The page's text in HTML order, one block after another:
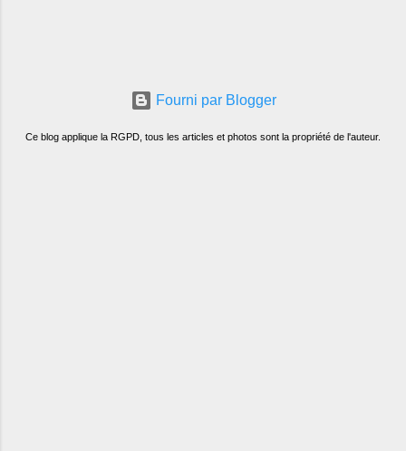
Fourni par Blogger
Ce blog applique la RGPD, tous les articles et photos sont la propriété de l'auteur.